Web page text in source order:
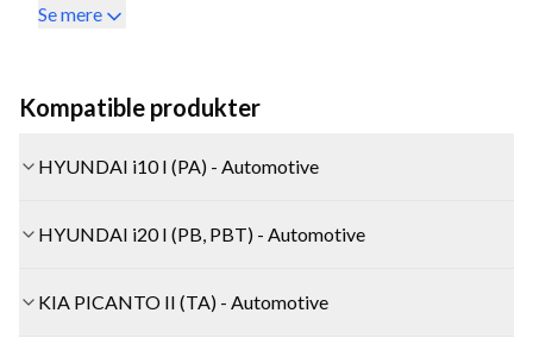
Se mere
Kompatible produkter
HYUNDAI i10 I (PA) - Automotive
HYUNDAI i20 I (PB, PBT) - Automotive
KIA PICANTO II (TA) - Automotive